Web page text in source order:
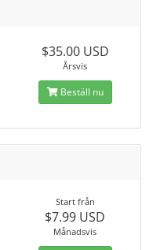
$35.00 USD
Årsvis
Beställ nu
Start från
$7.99 USD
Månadsvis